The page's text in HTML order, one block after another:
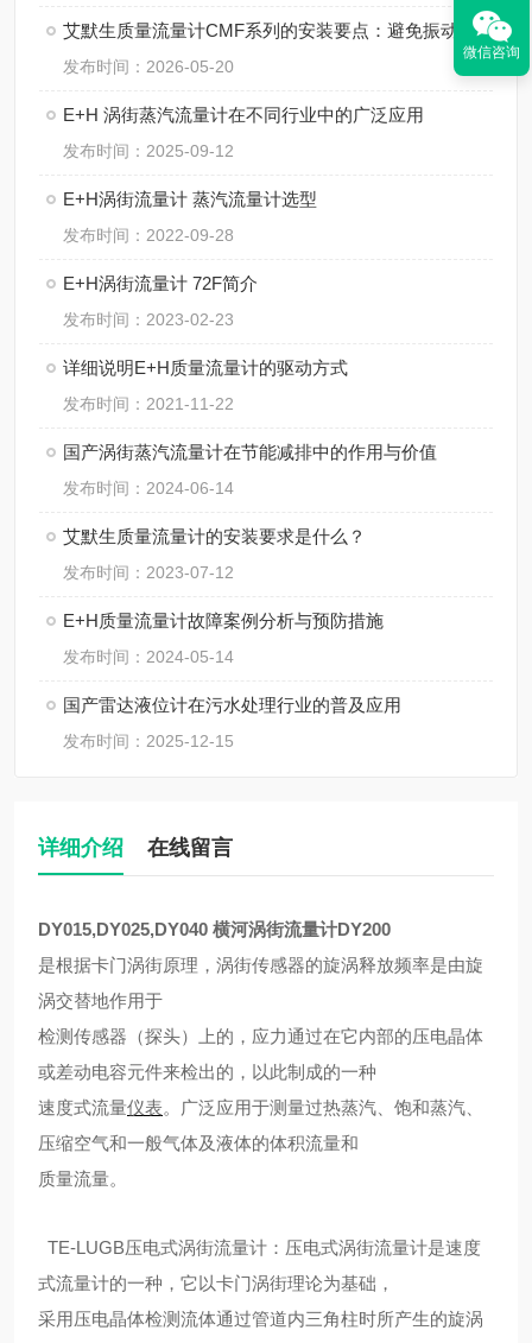
艾默生质量流量计CMF系列的安装要点：避免振动、应力与两相流干扰
发布时间：2026-05-20
E+H 涡街蒸汽流量计在不同行业中的广泛应用
发布时间：2025-09-12
E+H涡街流量计 蒸汽流量计选型
发布时间：2022-09-28
E+H涡街流量计 72F简介
发布时间：2023-02-23
详细说明E+H质量流量计的驱动方式
发布时间：2021-11-22
国产涡街蒸汽流量计在节能减排中的作用与价值
发布时间：2024-06-14
艾默生质量流量计的安装要求是什么？
发布时间：2023-07-12
E+H质量流量计故障案例分析与预防措施
发布时间：2024-05-14
国产雷达液位计在污水处理行业的普及应用
发布时间：2025-12-15
详细介绍 在线留言
DY015,DY025,DY040 横河涡街流量计DY200
是根据卡门涡街原理，涡街传感器的旋涡释放频率是由旋
涡交替地作用于
检测传感器（探头）上的，应力通过在它内部的压电晶体
或差动电容元件来检出的，以此制成的一种
速度式流量仪表。广泛应用于测量过热蒸汽、饱和蒸汽、
压缩空气和一般气体及液体的体积流量和
质量流量。
TE-LUGB压电式涡街流量计：压电式涡街流量计是速度
式流量计的一种，它以卡门涡街理论为基础，
采用压电晶体检测流体通过管道内三角柱时所产生的旋涡
微信咨询